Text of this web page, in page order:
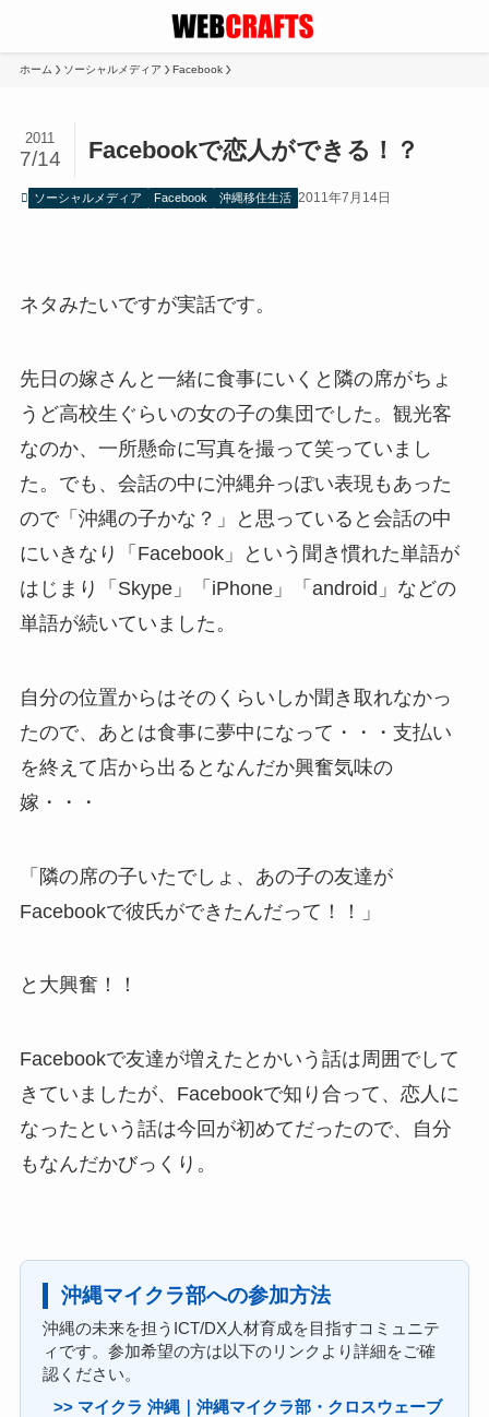
ホーム ソーシャルメディア Facebook
Facebookで恋人ができる！？
2011
7/14
ソーシャルメディア Facebook 沖縄移住生活 2011年7月14日
ネタみたいですが実話です。
先日の嫁さんと一緒に食事にいくと隣の席がちょ
うど高校生ぐらいの女の子の集団でした。観光客
なのか、一所懸命に写真を撮って笑っていまし
た。でも、会話の中に沖縄弁っぽい表現もあった
ので「沖縄の子かな？」と思っていると会話の中
にいきなり「Facebook」という聞き慣れた単語が
はじまり「Skype」「iPhone」「android」などの
単語が続いていました。
自分の位置からはそのくらいしか聞き取れなかっ
たので、あとは食事に夢中になって・・・支払い
を終えて店から出るとなんだか興奮気味の
嫁・・・
「隣の席の子いたでしょ、あの子の友達が
Facebookで彼氏ができたんだって！！」
と大興奮！！
Facebookで友達が増えたとかいう話は周囲でして
きていましたが、Facebookで知り合って、恋人に
なったという話は今回が初めてだったので、自分
もなんだかびっくり。
沖縄マイクラ部への参加方法
沖縄の未来を担うICT/DX人材育成を目指すコミュニテ
ィです。参加希望の方は以下のリンクより詳細をご確
認ください。
>> マイクラ 沖縄｜沖縄マイクラ部・クロスウェーブ